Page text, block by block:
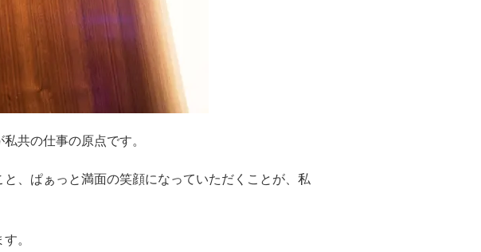
共の仕事の原点です。
、ぱぁっと満面の笑顔になっていただくことが、私
。